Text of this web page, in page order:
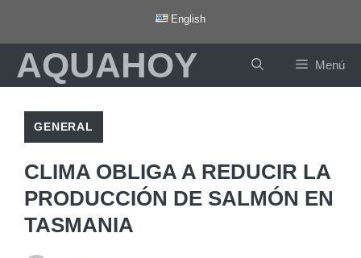
contenido
English
AQUAHOY Menú
GENERAL
CLIMA OBLIGA A REDUCIR LA
PRODUCCIÓN DE SALMÓN EN
TASMANIA